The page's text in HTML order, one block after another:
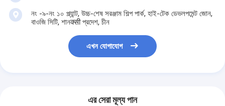
নং -৯-নং ১০ প্ল্যান্ট, উচ্চ-শেষ সরঞ্জাম শিল্প পার্ক, হাই-টেক ডেভলপমেন্ট জোন,
বাওজি সিটি, শানक्सी প্রদেশ, চীন
এখন যোগাযোগ
এর সেরা মূল্য পান